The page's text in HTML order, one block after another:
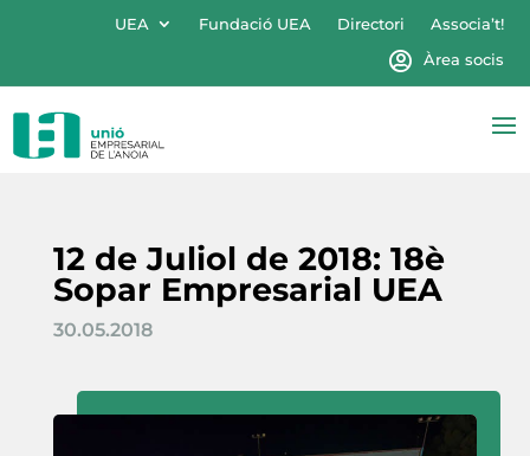
UEA Fundació UEA Directori
Associa’t!
Àrea socis
12 de Juliol de 2018: 18è
Sopar Empresarial UEA
30.05.2018